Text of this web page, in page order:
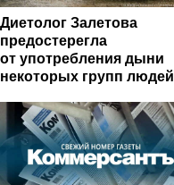
Диетолог Залетова
предостерегла
от употребления дыни
некоторых групп людей